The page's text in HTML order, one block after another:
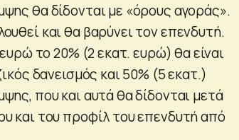
θα δίδονται με «όρους αγοράς».
και θα βαρύνει τον επενδυτή.
το 20% (2 εκατ. ευρώ) θα είναι
δανεισμός και 50% (5 εκατ.)
που και αυτά θα δίδονται μετά
και του προφίλ του επενδυτή από